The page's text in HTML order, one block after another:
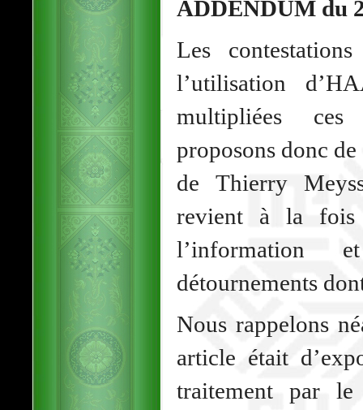
ADDENDUM du
Les
l’utilisation
multipliées
proposons donc
de Thierry
revient à la fois
l’information
détournements
Nous rappelons
article était
traitement par le